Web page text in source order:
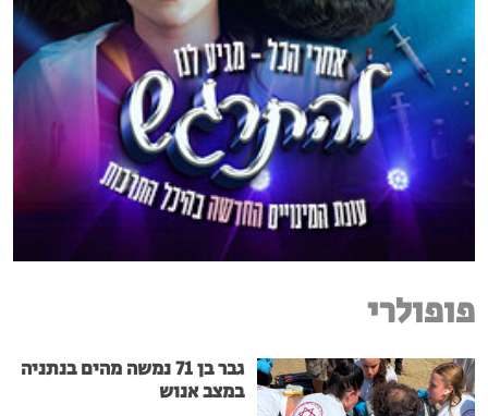
פופולרי
גבר בן 71 נמשה מהים בנתניה
במצב אנוש